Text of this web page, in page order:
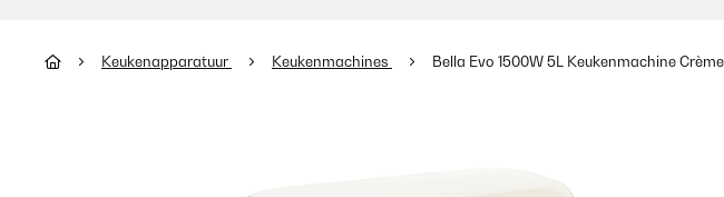
Keukenapparatuur Keukenmachines Bella Evo 1500W 5L Keukenmachine Crème